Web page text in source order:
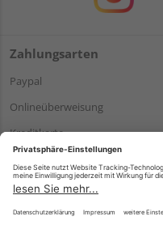
Zahlungsarten
Paypal
Onlineüberweisung
Kreditkarte
*Bonität vorausgesetzt